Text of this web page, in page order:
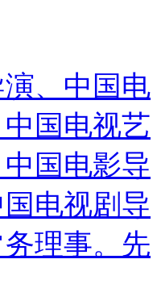
、中国电
国电视艺
国电影导
电视剧导
理事。先